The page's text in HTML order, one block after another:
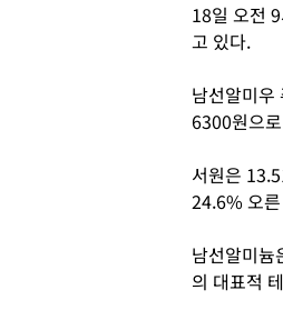
18일 오전
고 있다.
남선알미우
6300원으
서원은
24.6% 오
남선알미늄
의 대표적